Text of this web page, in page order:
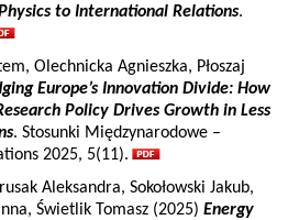
to International Relations.
Olechnicka Agnieszka, Płoszaj
Europe’s Innovation Divide: How
Policy Drives Growth in Less
. Stosunki Międzynarodowe –
2025, 5(11).
Aleksandra, Sokołowski Jakub,
Świetlik Tomasz (2025) Energy